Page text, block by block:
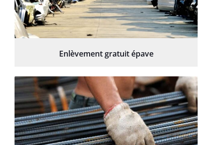
Enlèvement gratuit épave